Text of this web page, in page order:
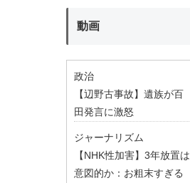
動画
政治
【辺野古事故】遺族が百
田発言に激怒
ジャーナリズム
【NHK性加害】3年放置は
意図的か：お粗末すぎる